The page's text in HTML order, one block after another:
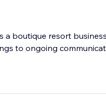
a boutique resort
to ongoing